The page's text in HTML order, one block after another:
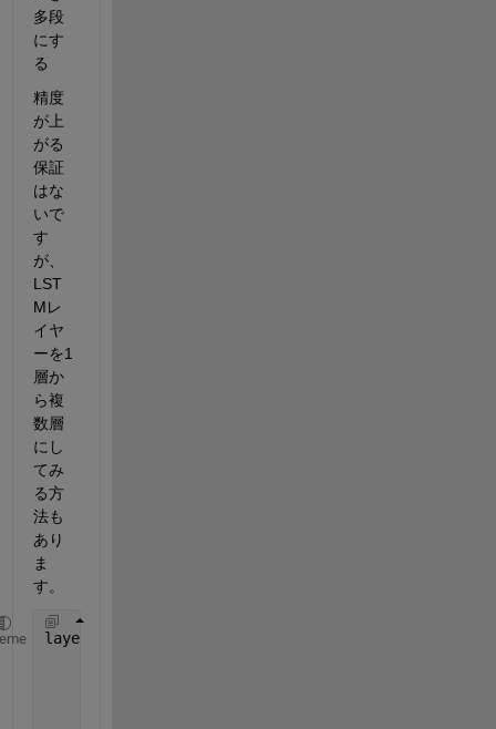
多段
にす
る
精度
が上
がる
保証
はな
いで
す
が、
LST
Mレ
イヤ
ーを1
層か
ら複
数層
にし
てみ
る方
法も
あり
ま
す。
layers = [